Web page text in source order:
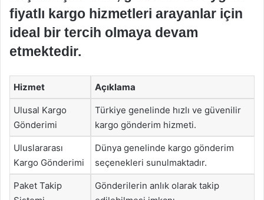
fiyatlı kargo hizmetleri arayanlar için
ideal bir tercih olmaya devam
etmektedir.
Hizmet Açıklama
Ulusal Kargo
Gönderimi
Türkiye genelinde hızlı ve güvenilir
kargo gönderim hizmeti.
Uluslararası
Kargo Gönderimi
Dünya genelinde kargo gönderim
seçenekleri sunulmaktadır.
Paket Takip
Gönderilerin anlık olarak takip